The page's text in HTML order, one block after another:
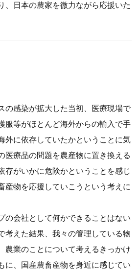
、日本の農家を微力ながら応援いた
の感染が拡大した当初、医療現場で
服等がほとんど海外からの輸入で手
外に依存していたかということに気
医療品の問題を農産物に置き換える
存がいかに危険かということを感じ
産物を応援していこうという考えに
会社として何かできることはない
考えた結果、我々の管理している物
農業のことについて考えるきっかけ
に、国産農畜産物を身近に感じてい